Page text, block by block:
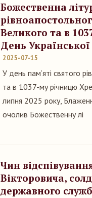
Божественна
Великого та в
День
2025-07-15
У день пам’яті святого
та в 1037-му річницю
липня 2025 року,
очолив Божественну лі
Чин
Вікторовича,
державного